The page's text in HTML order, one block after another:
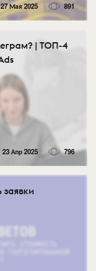
27 Мая 2025 891
| ТОП-4
23 Апр 2025 796
заявки